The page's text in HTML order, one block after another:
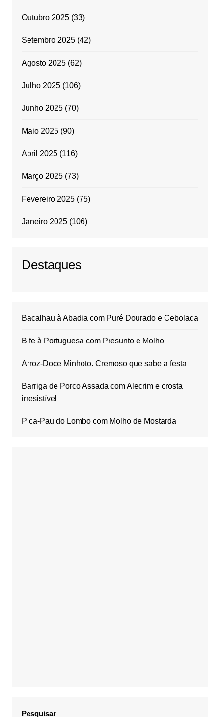
Outubro 2025(33)
Setembro 2025(42)
Agosto 2025(62)
Julho 2025(106)
Junho 2025(70)
Maio 2025(90)
Abril 2025(116)
Março 2025(73)
Fevereiro 2025(75)
Janeiro 2025(106)
Destaques
Bacalhau à Abadia com Puré Dourado e Cebolada
Bife à Portuguesa com Presunto e Molho
Arroz-Doce Minhoto. Cremoso que sabe a festa
Barriga de Porco Assada com Alecrim e crosta
irresistível
Pica-Pau do Lombo com Molho de Mostarda
Pesquisar